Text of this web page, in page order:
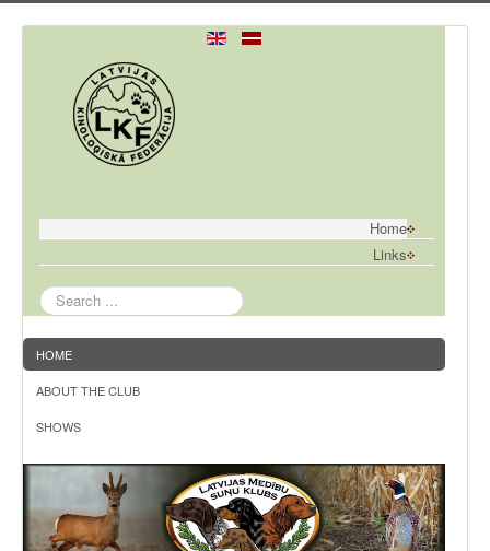
Home
Links
Search
...
HOME
ABOUT THE CLUB
SHOWS